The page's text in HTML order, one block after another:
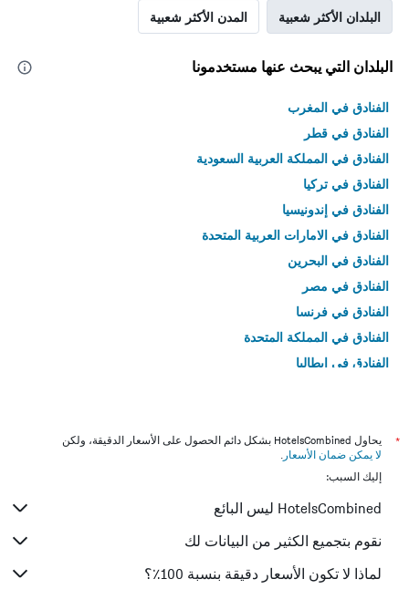
البلدان الأكثر شعبية المدن الأكثر شعبية
البلدان التي يبحث عنها مستخدمونا
الفنادق في المغرب
الفنادق في قطر
الفنادق في المملكة العربية السعودية
الفنادق في تركيا
الفنادق في إندونيسيا
الفنادق في الامارات العربية المتحدة
الفنادق في البحرين
الفنادق في مصر
الفنادق في فرنسا
الفنادق في المملكة المتحدة
الفنادق في إيطاليا
*
يحاول HotelsCombined بشكل دائم الحصول على الأسعار الدقيقة، ولكن
لا يمكن ضمان الأسعار .
إليك السبب:
HotelsCombined ليس البائع
نقوم بتجميع الكثير من البيانات لك
لماذا لا تكون الأسعار دقيقة بنسبة 100٪؟